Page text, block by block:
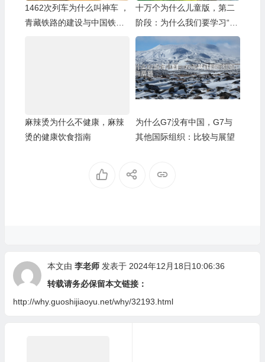
1462次列车为什么叫神车 ，
青藏铁路的建设与中国铁路
十万个为什么儿童版，第二
阶段：为什么我们要学习“十
万个为什么”？
麻辣烫为什么不健康，麻辣
烫的健康饮食指南
为什么G7没有中国，G7与
其他国际组织：比较与展望
本文由 李老师发表于 2024年12月18日10:06:36
转载请务必保留本文链接：
http://why.guoshijiaoyu.net/why/32193.html